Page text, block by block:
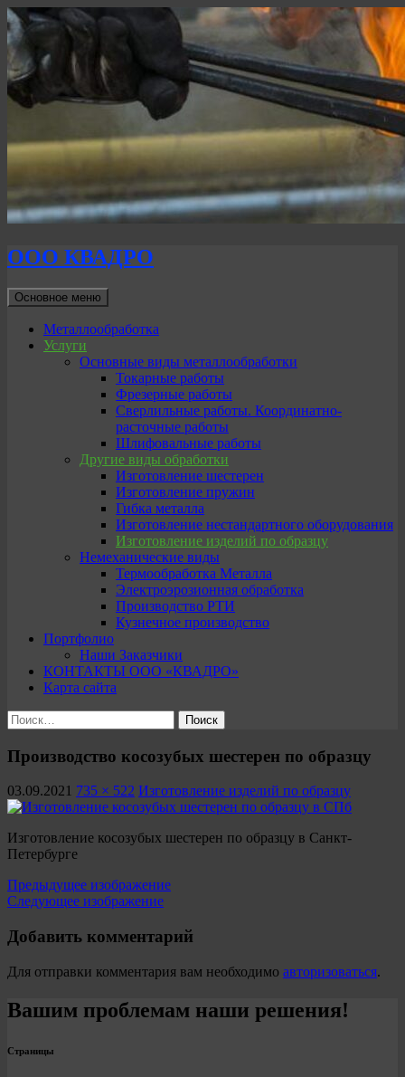
ООО КВАДРО
Поиск
Основное меню
к
содержимому
Металлообработка
Услуги
Основные виды металлообработки
Токарные работы
Фрезерные работы
Сверлильные работы. Координатно-
расточные работы
Шлифовальные работы
Другие виды обработки
Изготовление шестерен
Изготовление пружин
Гибка металла
Изготовление нестандартного оборудования
Изготовление изделий по образцу
Немеханические виды
Термообработка Металла
Электроэрозионная обработка
Производство РТИ
Кузнечное производство
Портфолио
Наши Заказчики
КОНТАКТЫ ООО «КВАДРО»
Карта сайта
Найти:
Производство косозубых шестерен по образцу
03.09.2021 735 × 522 Изготовление изделий по образцу
Изготовление косозубых шестерен по образцу в Санкт-
Петербурге
Предыдущее изображение
Следующее изображение
Добавить комментарий
Для отправки комментария вам необходимо авторизоваться.
Вашим проблемам наши решения!
Страницы